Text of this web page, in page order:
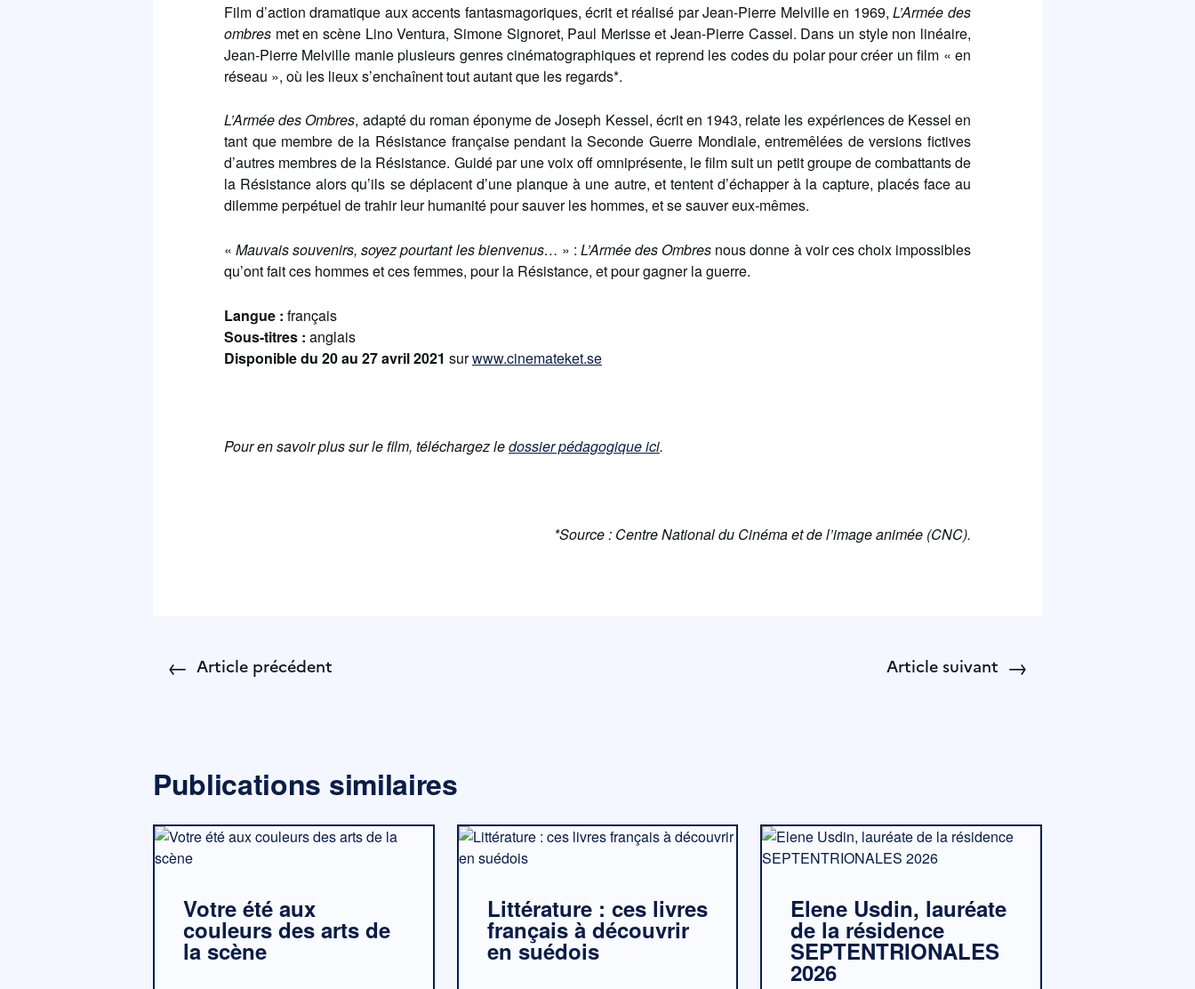
Film d’action dramatique aux accents fantasmagoriques, écrit et réalisé par Jean-Pierre Melville en 1969,L’Armée des
ombres met en scène Lino Ventura, Simone Signoret, Paul Merisse et Jean-Pierre Cassel. Dans un style non linéaire,
Jean-Pierre Melville manie plusieurs genres cinématographiques et reprend les codes du polar pour créer un film « en
réseau », où les lieux s’enchaînent tout autant que les regards*.
L’Armée des Ombres, adapté du roman éponyme de Joseph Kessel, écrit en 1943, relate les expériences de Kessel en
tant que membre de la Résistance française pendant la Seconde Guerre Mondiale, entremêlées de versions fictives
d’autres membres de la Résistance. Guidé par une voix off omniprésente, le film suit un petit groupe de combattants de
la Résistance alors qu’ils se déplacent d’une planque à une autre, et tentent d’échapper à la capture, placés face au
dilemme perpétuel de trahir leur humanité pour sauver les hommes, et se sauver eux-mêmes.
«Mauvais souvenirs, soyez pourtant les bienvenus… » :L’Armée des Ombres nous donne à voir ces choix impossibles
qu’ont fait ces hommes et ces femmes, pour la Résistance, et pour gagner la guerre.
Langue : français
Sous-titres : anglais
Disponible du 20 au 27 avril 2021 surwww.cinemateket.se
Pour en savoir plus sur le film, téléchargez ledossier pédagogique ici.
*Source : Centre National du Cinéma et de l’image animée (CNC).
← Article précédent Article suivant →
Publications similaires
Votre été aux
couleurs des arts de
la scène
Littérature : ces livres
français à découvrir
en suédois
Elene Usdin, lauréate
de la résidence
SEPTENTRIONALES
2026